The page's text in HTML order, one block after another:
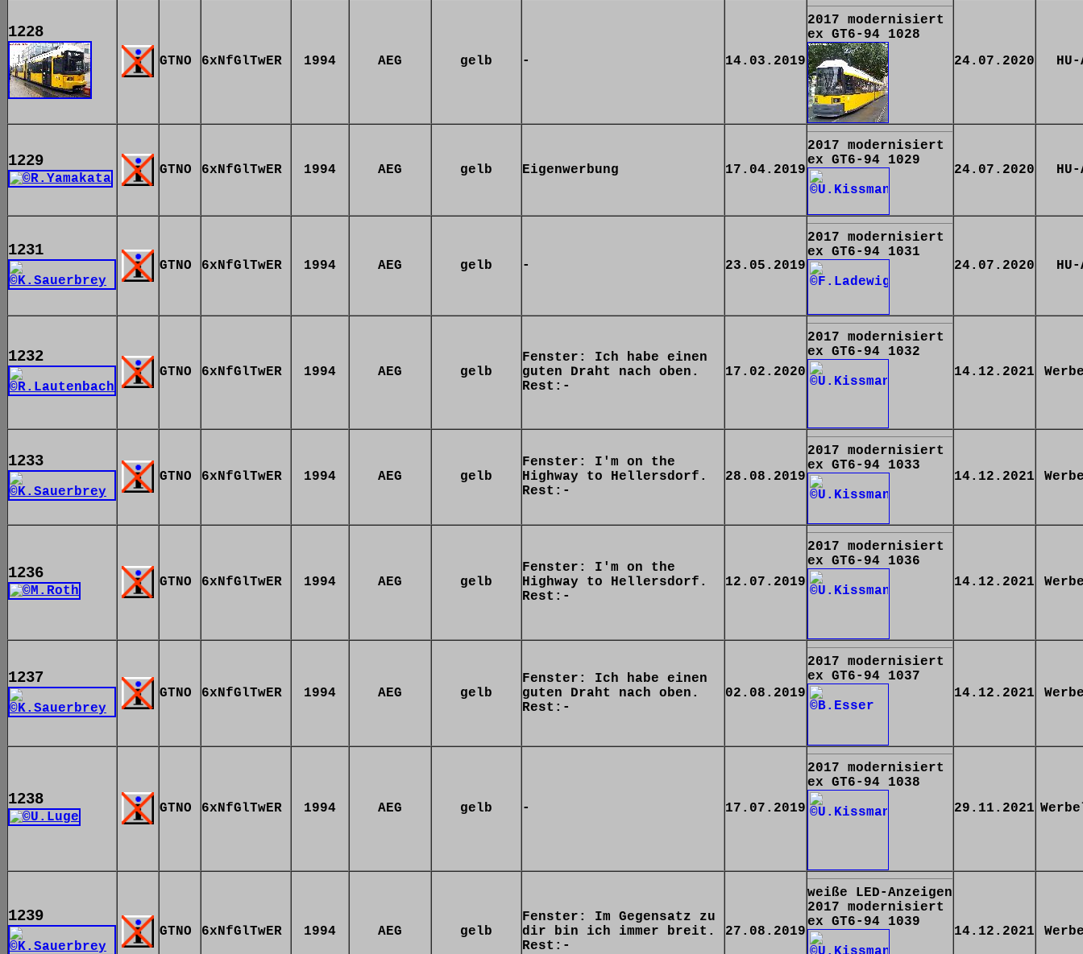
1228
GTNO 6xNfGlTwER 1994 AEG gelb - 14.03.2019
2017 modernisiert
ex GT6-94 1028
24.07.2020
1229 GTNO 6xNfGlTwER 1994 AEG gelb Eigenwerbung 17.04.2019
2017 modernisiert
ex GT6-94 1029
24.07.2020
1231
GTNO 6xNfGlTwER 1994 AEG gelb - 23.05.2019
2017 modernisiert
ex GT6-94 1031
24.07.2020
1232
GTNO 6xNfGlTwER 1994 AEG gelb
Fenster: Ich habe einen
guten Draht nach oben.
Rest:-
17.02.2020
2017 modernisiert
ex GT6-94 1032
14.12.2021
1233
GTNO 6xNfGlTwER 1994 AEG gelb
Fenster: I'm on the
Highway to Hellersdorf.
Rest:-
28.08.2019
2017 modernisiert
ex GT6-94 1033
14.12.2021
1236 GTNO 6xNfGlTwER 1994 AEG gelb
Fenster: I'm on the
Highway to Hellersdorf.
Rest:-
12.07.2019
2017 modernisiert
ex GT6-94 1036
14.12.2021
1237
GTNO 6xNfGlTwER 1994 AEG gelb
Fenster: Ich habe einen
guten Draht nach oben.
Rest:-
02.08.2019
2017 modernisiert
ex GT6-94 1037
14.12.2021
1238 GTNO 6xNfGlTwER 1994 AEG gelb - 17.07.2019
2017 modernisiert
ex GT6-94 1038
29.11.2021
1239
GTNO 6xNfGlTwER 1994 AEG gelb
Fenster: Im Gegensatz zu
dir bin ich immer breit.
Rest:-
27.08.2019
weiße LED-Anzeigen
2017 modernisiert
ex GT6-94 1039
14.12.2021